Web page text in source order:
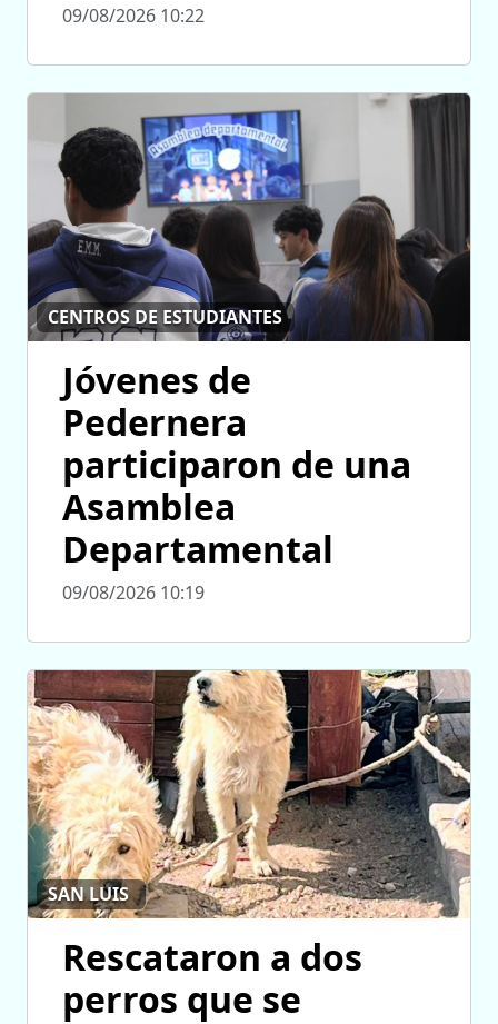
09/08/2026 10:22
CENTROS DE ESTUDIANTES
Jóvenes de
Pedernera
participaron de una
Asamblea
Departamental
09/08/2026 10:19
SAN LUIS
Rescataron a dos
perros que se